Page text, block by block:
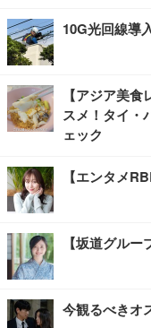
10G光回線導
【アジア美
スメ！タイ・
ェック
【エンタメ
【坂道グル
今観るべきオ